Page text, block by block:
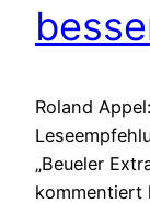
Roland
„Beueler
kommentiert